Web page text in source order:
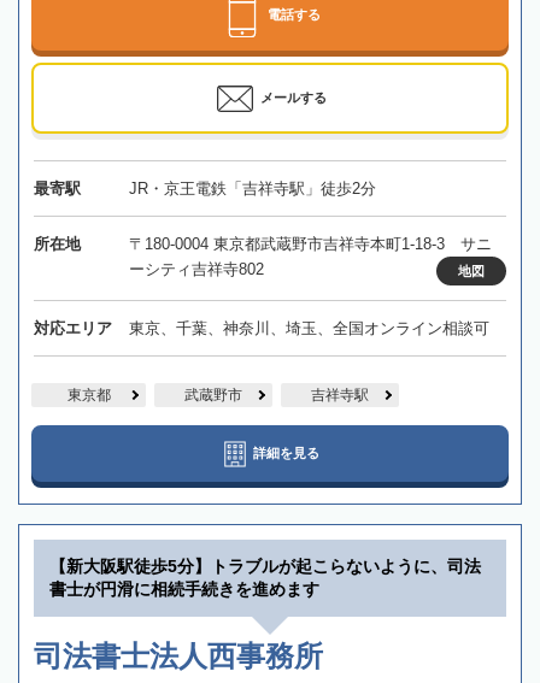
電話する
メールする
最寄駅 JR・京王電鉄「吉祥寺駅」徒歩2分
所在地
〒180-0004 東京都武蔵野市吉祥寺本町1-18-3 サニ
ーシティ吉祥寺802
地図
対応エリア 東京、千葉、神奈川、埼玉、全国オンライン相談可
東京都 武蔵野市 吉祥寺駅
詳細を見る
【新大阪駅徒歩5分】トラブルが起こらないように、司法
書士が円滑に相続手続きを進めます
司法書士法人西事務所